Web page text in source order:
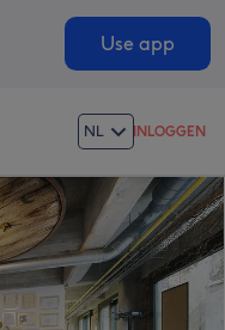
Use app
NL INLOGGEN